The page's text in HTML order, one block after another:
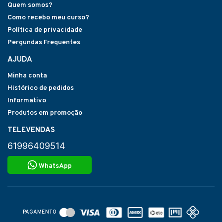
Quem somos?
Como recebo meu curso?
Política de privacidade
Pergundas Frequentes
AJUDA
Minha conta
Histórico de pedidos
Informativo
Produtos em promoção
TELEVENDAS
61996409514
WhatsApp
PAGAMENTO